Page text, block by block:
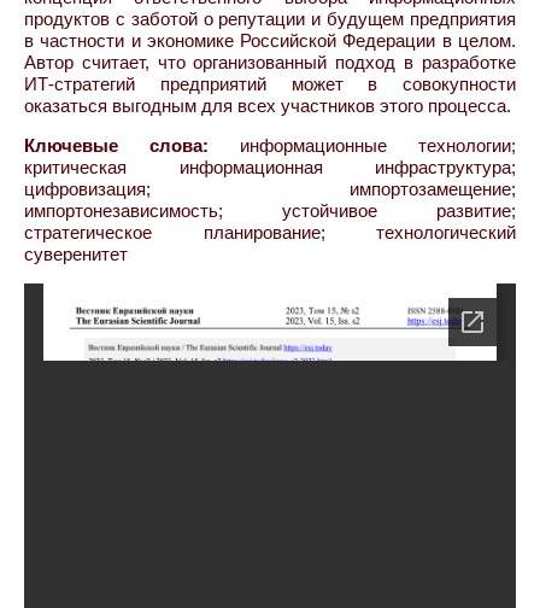
продуктов с заботой о репутации и будущем предприятия
в частности и экономике Российской Федерации в целом.
Автор считает, что организованный подход в разработке
ИТ-стратегий предприятий может в совокупности
оказаться выгодным для всех участников этого процесса.
Ключевые слова: информационные технологии;
критическая информационная инфраструктура;
цифровизация; импортозамещение;
импортонезависимость; устойчивое развитие;
стратегическое планирование; технологический
суверенитет